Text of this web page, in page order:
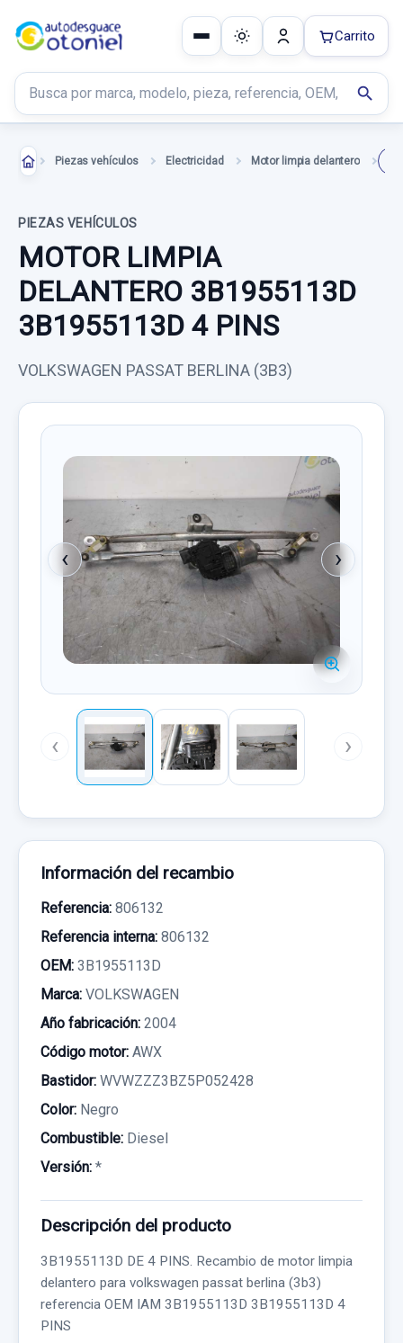
Buscar productos
search
Carrito
Piezas vehículos Electricidad Motor limpia delantero
PIEZAS VEHÍCULOS
MOTOR LIMPIA
DELANTERO 3B1955113D
3B1955113D 4 PINS
VOLKSWAGEN PASSAT BERLINA (3B3)
‹ ›
‹ ›
Información del recambio
Referencia: 806132
Referencia interna: 806132
OEM: 3B1955113D
Marca: VOLKSWAGEN
Año fabricación: 2004
Código motor: AWX
Bastidor: WVWZZZ3BZ5P052428
Color: Negro
Combustible: Diesel
Versión: *
Descripción del producto
3B1955113D DE 4 PINS. Recambio de motor limpia
delantero para volkswagen passat berlina (3b3)
referencia OEM IAM 3B1955113D 3B1955113D 4
PINS